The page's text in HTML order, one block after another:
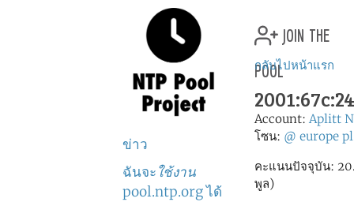
ข่าว
ฉันจะใช้งาน
pool.ntp.org ได้
join the
pool
กลับไปหน้าแรก
Account: Aplitt
โซน: @ europe pl
คะแนนปัจจุบัน:
พูล)